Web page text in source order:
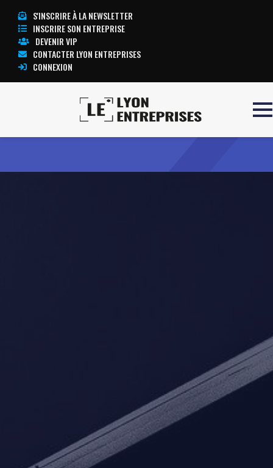
S'INSCRIRE À LA NEWSLETTER
INSCRIRE SON ENTREPRISE
DEVENIR VIP
CONTACTER LYON ENTREPRISES
CONNEXION